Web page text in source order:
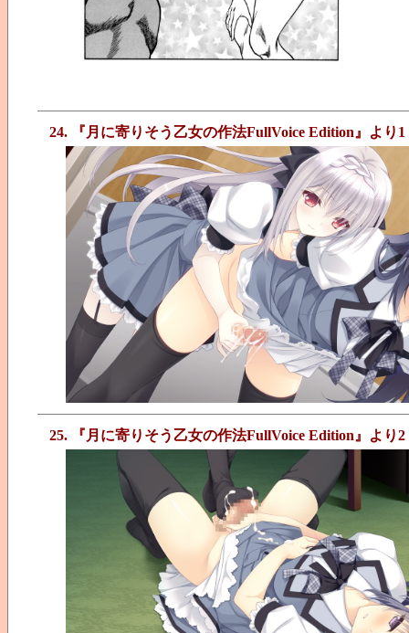
24. 『月に寄りそう乙女の作法FullVoice Edition』より1
25. 『月に寄りそう乙女の作法FullVoice Edition』より2